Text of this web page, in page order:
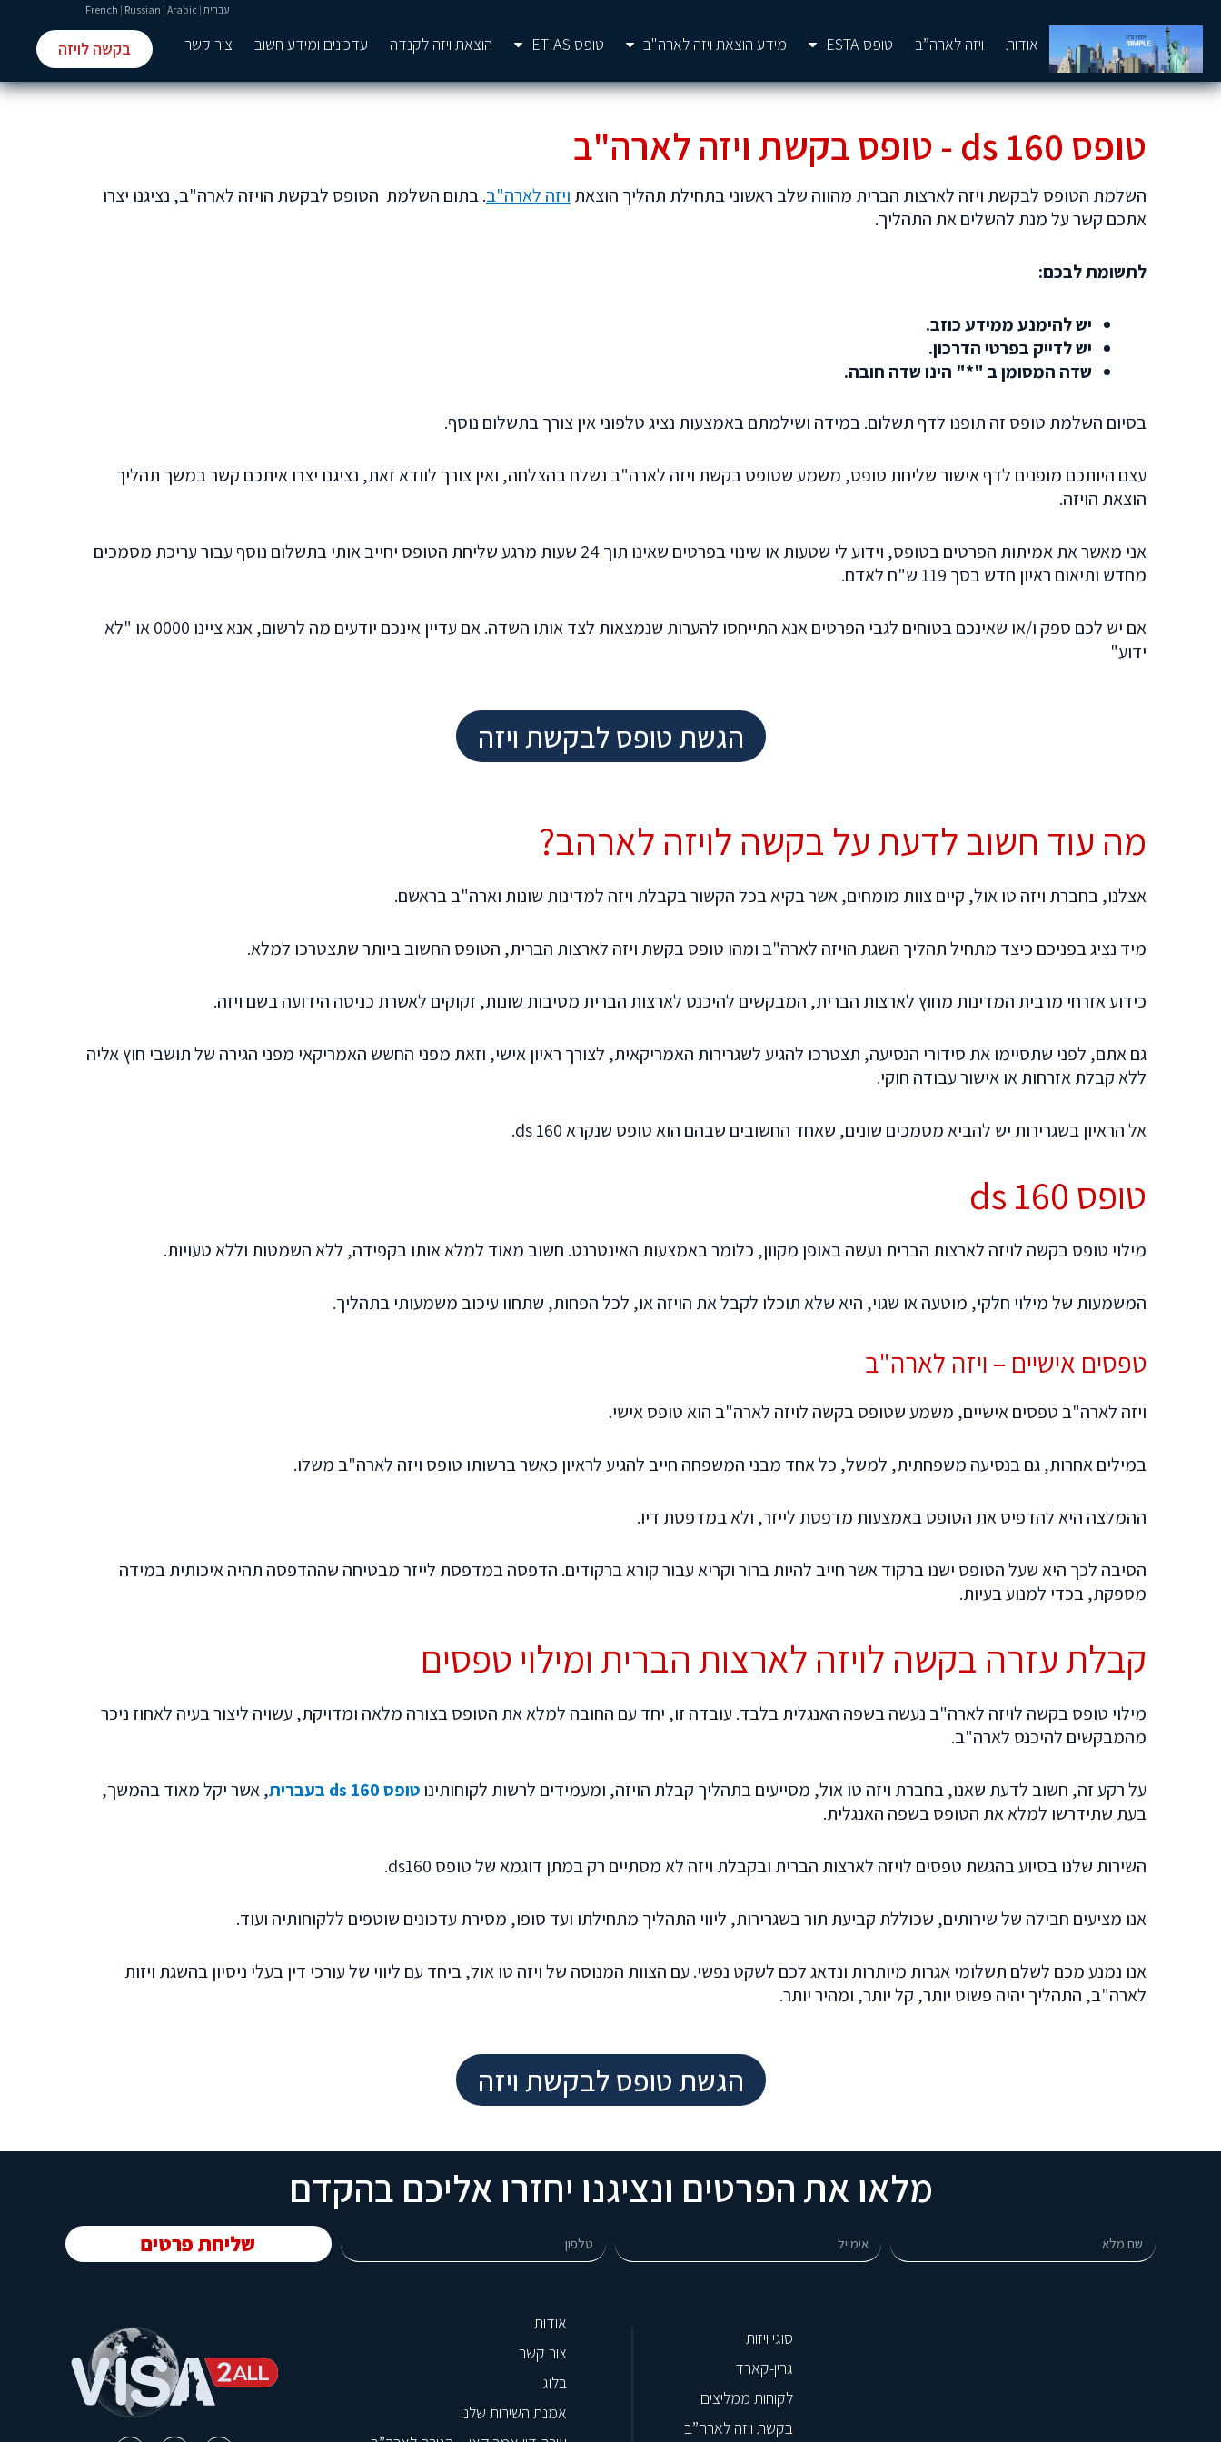
עברית |
French | Russian | Arabic
אודות ויזה לארה”ב טופס ESTA מידע הוצאת ויזה לארה"ב טופס ETIAS הוצאת ויזה לקנדה עדכונים ומידע חשוב צור קשר בקשה לויזה
טופס 160 ds - טופס בקשת ויזה לארה"ב
השלמת הטופס לבקשת ויזה לארצות הברית מהווה שלב ראשוני בתחילת תהליך הוצאת ויזה לארה"ב. בתום השלמת הטופס לבקשת הויזה לארה"ב, נציגנו יצרו
אתכם קשר על מנת להשלים את התהליך.
לתשומת לבכם:
יש להימנע ממידע כוזב.
יש לדייק בפרטי הדרכון.
שדה המסומן ב "*" הינו שדה חובה.
בסיום השלמת טופס זה תופנו לדף תשלום. במידה ושילמתם באמצעות נציג טלפוני אין צורך בתשלום נוסף.
עצם היותכם מופנים לדף אישור שליחת טופס, משמע שטופס בקשת ויזה לארה"ב נשלח בהצלחה, ואין צורך לוודא זאת, נציגנו יצרו איתכם קשר במשך תהליך
הוצאת הויזה.
אני מאשר את אמיתות הפרטים בטופס, וידוע לי שטעות או שינוי בפרטים שאינו תוך 24 שעות מרגע שליחת הטופס יחייב אותי בתשלום נוסף עבור עריכת מסמכים
מחדש ותיאום ראיון חדש בסך 119 ש"ח לאדם.
אם יש לכם ספק ו/או שאינכם בטוחים לגבי הפרטים אנא התייחסו להערות שנמצאות לצד אותו השדה. אם עדיין אינכם יודעים מה לרשום, אנא ציינו 0000 או "לא
ידוע"
הגשת טופס לבקשת ויזה
מה עוד חשוב לדעת על בקשה לויזה לארהב?
אצלנו, בחברת ויזה טו אול, קיים צוות מומחים, אשר בקיא בכל הקשור בקבלת ויזה למדינות שונות וארה"ב בראשם.
מיד נציג בפניכם כיצד מתחיל תהליך השגת הויזה לארה"ב ומהו טופס בקשת ויזה לארצות הברית, הטופס החשוב ביותר שתצטרכו למלא.
כידוע אזרחי מרבית המדינות מחוץ לארצות הברית, המבקשים להיכנס לארצות הברית מסיבות שונות, זקוקים לאשרת כניסה הידועה בשם ויזה.
גם אתם, לפני שתסיימו את סידורי הנסיעה, תצטרכו להגיע לשגרירות האמריקאית, לצורך ראיון אישי, וזאת מפני החשש האמריקאי מפני הגירה של תושבי חוץ אליה
ללא קבלת אזרחות או אישור עבודה חוקי.
אל הראיון בשגרירות יש להביא מסמכים שונים, שאחד החשובים שבהם הוא טופס שנקרא 160 ds.
טופס 160 ds
מילוי טופס בקשה לויזה לארצות הברית נעשה באופן מקוון, כלומר באמצעות האינטרנט. חשוב מאוד למלא אותו בקפידה, ללא השמטות וללא טעויות.
המשמעות של מילוי חלקי, מוטעה או שגוי, היא שלא תוכלו לקבל את הויזה או, לכל הפחות, שתחוו עיכוב משמעותי בתהליך.
טפסים אישיים – ויזה לארה"ב
ויזה לארה"ב טפסים אישיים, משמע שטופס בקשה לויזה לארה"ב הוא טופס אישי.
במילים אחרות, גם בנסיעה משפחתית, למשל, כל אחד מבני המשפחה חייב להגיע לראיון כאשר ברשותו טופס ויזה לארה"ב משלו.
ההמלצה היא להדפיס את הטופס באמצעות מדפסת לייזר, ולא במדפסת דיו.
הסיבה לכך היא שעל הטופס ישנו ברקוד אשר חייב להיות ברור וקריא עבור קורא ברקודים. הדפסה במדפסת לייזר מבטיחה שההדפסה תהיה איכותית במידה
מספקת, בכדי למנוע בעיות.
קבלת עזרה בקשה לויזה לארצות הברית ומילוי טפסים
מילוי טופס בקשה לויזה לארה"ב נעשה בשפה האנגלית בלבד. עובדה זו, יחד עם החובה למלא את הטופס בצורה מלאה ומדויקת, עשויה ליצור בעיה לאחוז ניכר
מהמבקשים להיכנס לארה"ב.
על רקע זה, חשוב לדעת שאנו, בחברת ויזה טו אול, מסייעים בתהליך קבלת הויזה, ומעמידים לרשות לקוחותינוטופס 160 ds בעברית
, אשר יקל מאוד בהמשך,
בעת שתידרשו למלא את הטופס בשפה האנגלית.
השירות שלנו בסיוע בהגשת טפסים לויזה לארצות הברית ובקבלת ויזה לא מסתיים רק במתן דוגמא של טופס ds160.
אנו מציעים חבילה של שירותים, שכוללת קביעת תור בשגרירות, ליווי התהליך מתחילתו ועד סופו, מסירת עדכונים שוטפים ללקוחותיה ועוד.
אנו נמנע מכם לשלם תשלומי אגרות מיותרות ונדאג לכם לשקט נפשי. עם הצוות המנוסה של ויזה טו אול, ביחד עם ליווי של עורכי דין בעלי ניסיון בהשגת ויזות
לארה"ב, התהליך יהיה פשוט יותר, קל יותר, ומהיר יותר.
הגשת טופס לבקשת ויזה
מלאו את הפרטים ונציגנו יחזרו אליכם בהקדם
שליחת פרטים
סוגי ויזות
גרין-קארד
לקוחות ממליצים
בקשת ויזה לארה”ב
אודות
צור קשר
בלוג
אמנת השירות שלנו